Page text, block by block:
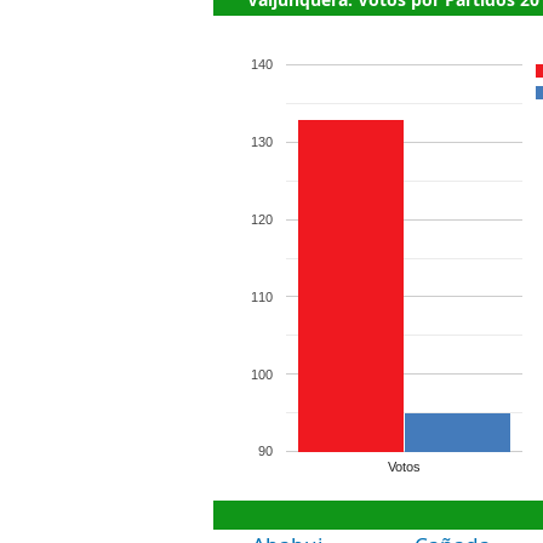
Votos
90
100
110
120
130
140